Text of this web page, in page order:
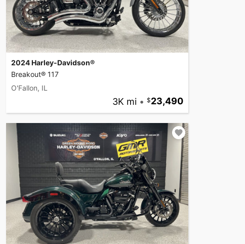
2024 Harley-Davidson®
Breakout® 117
O'Fallon, IL
3K mi • 23,490